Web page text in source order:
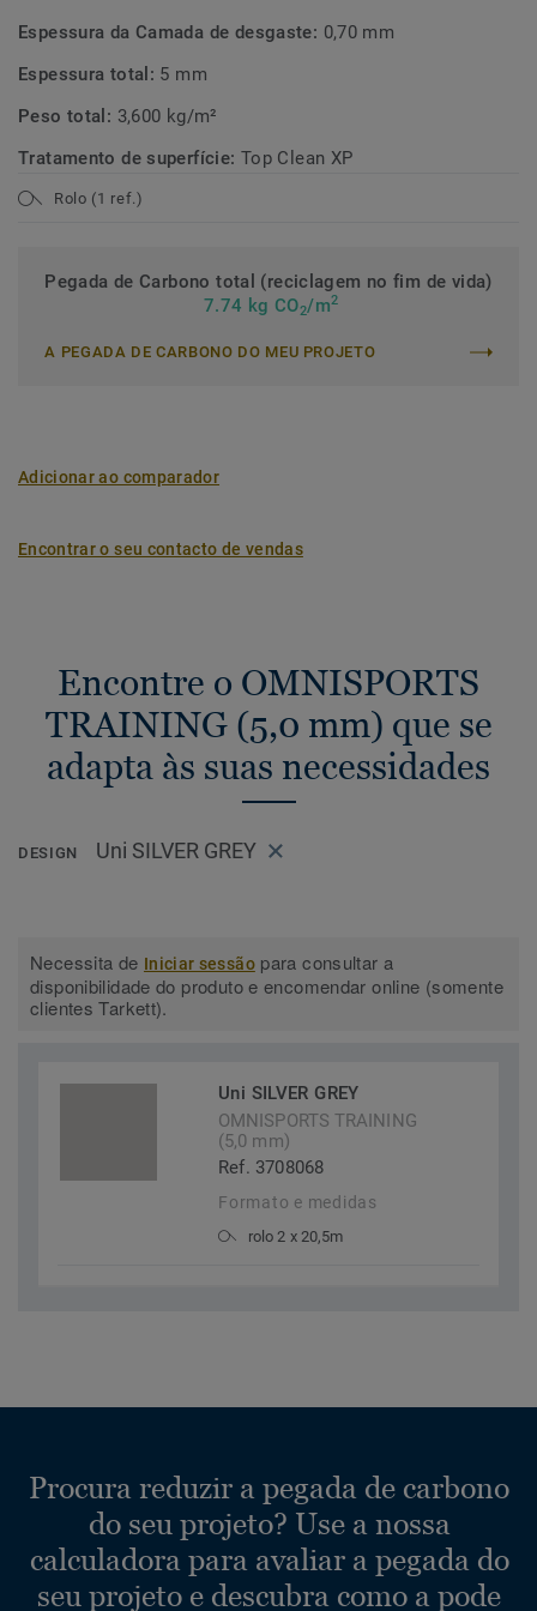
Espessura da Camada de desgaste: 0,70 mm
Espessura total: 5 mm
Peso total: 3,600 kg/m²
Tratamento de superfície: Top Clean XP
Rolo (1 ref.)
Pegada de Carbono total (reciclagem no fim de vida)
7.74 kg CO2/m2
A PEGADA DE CARBONO DO MEU PROJETO
Adicionar ao comparador
Encontrar o seu contacto de vendas
Encontre o OMNISPORTS
TRAINING (5,0 mm) que se
adapta às suas necessidades
DESIGN Uni SILVER GREY
Necessita de Iniciar sessãopara consultar a
disponibilidade do produto e encomendar online (somente
clientes Tarkett).
Uni SILVER GREY
OMNISPORTS TRAINING
(5,0 mm)
Ref. 3708068
Formato e medidas
rolo 2 x 20,5m
Procura reduzir a pegada de carbono
do seu projeto? Use a nossa
calculadora para avaliar a pegada do
seu projeto e descubra como a pode